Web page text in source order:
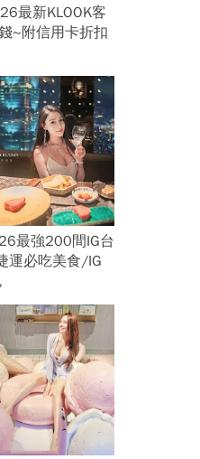
最新KLOOK客
~附信用卡折扣
最強200間IG台
運必吃美食/IG